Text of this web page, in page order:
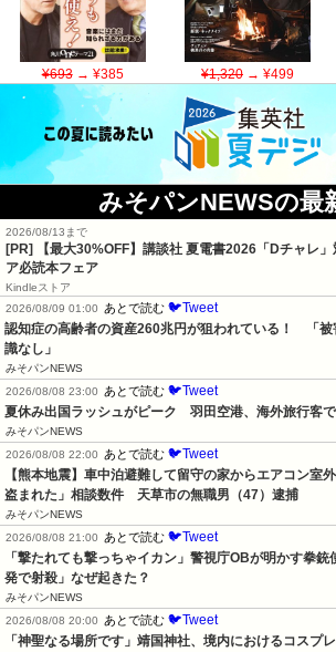
¥693→ ¥385 ¥1,320→ ¥499
みそパンNEWSの最
2026/08/13まで
[PR] 【最大30%OFF】講談社 夏電書2026「Dチャレ
ア必読本フェア
Kindleストア
2026/08/09 01:00
あとで読む 🐦Tweet
認知症の高齢者の資産260兆円が狙われている！　「
識なし」
みそパンNEWS
2026/08/08 23:00
あとで読む 🐦Tweet
夏休み出国ラッシュがピーク　羽田空港、海外旅行客
みそパンNEWS
2026/08/08 22:00
あとで読む 🐦Tweet
【熊本地震】車中泊避難して留守の家からエアコン室
盗まれた」相談数件　天草市の無職男（47）逮捕
みそパンNEWS
2026/08/08 21:00
あとで読む 🐦Tweet
「撃たれても撃っちゃイカン」警視庁OBが明かす拳
発で射殺」なぜ起きた？
みそパンNEWS
2026/08/08 20:00
あとで読む 🐦Tweet
「神聖なる場所です」靖国神社、境内におけるコスプ